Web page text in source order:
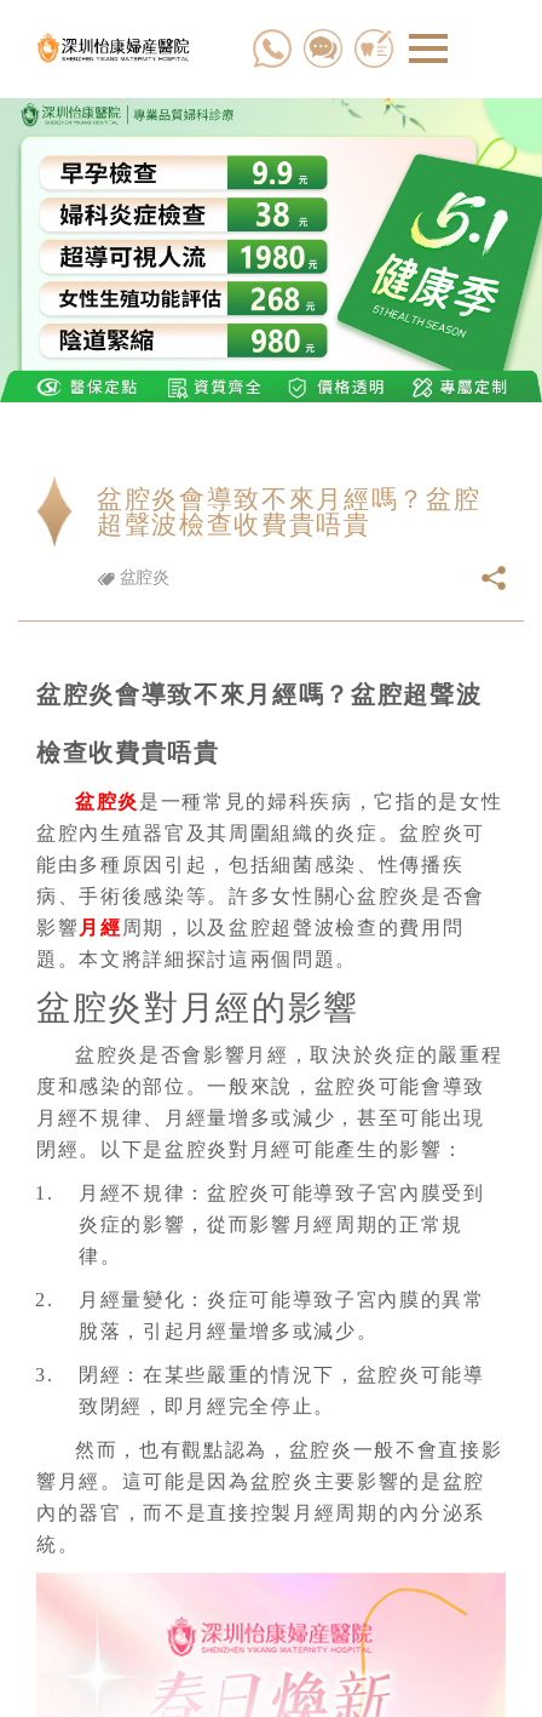
盆腔炎會導致不來月經嗎？盆腔
超聲波檢查收費貴唔貴
盆腔炎
盆腔炎會導致不來月經嗎？盆腔超聲波
檢查收費貴唔貴
盆腔炎是一種常見的婦科疾病，它指的是女性
盆腔內生殖器官及其周圍組織的炎症。盆腔炎可
能由多種原因引起，包括細菌感染、性傳播疾
病、手術後感染等。許多女性關心盆腔炎是否會
影響 月經 周期，以及盆腔超聲波檢查的費用問
題。本文將詳細探討這兩個問題。
盆腔炎對月經的影響
盆腔炎是否會影響月經，取決於炎症的嚴重程
度和感染的部位。一般來說，盆腔炎可能會導致
月經不規律、月經量增多或減少，甚至可能出現
閉經。以下是盆腔炎對月經可能產生的影響：
月經不規律：盆腔炎可能導致子宮內膜受到
炎症的影響，從而影響月經周期的正常規
律。
月經量變化：炎症可能導致子宮內膜的異常
脫落，引起月經量增多或減少。
閉經：在某些嚴重的情況下，盆腔炎可能導
致閉經，即月經完全停止。
然而，也有觀點認為，盆腔炎一般不會直接影
響月經。這可能是因為盆腔炎主要影響的是盆腔
內的器官，而不是直接控製月經周期的內分泌系
統。